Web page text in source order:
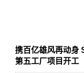
携百亿雄风再动身
第五工厂项目开工